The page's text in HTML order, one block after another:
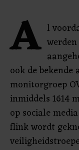
A l
ook de bekende
monitorgroep
inmiddels 1614
op sociale
flink wordt